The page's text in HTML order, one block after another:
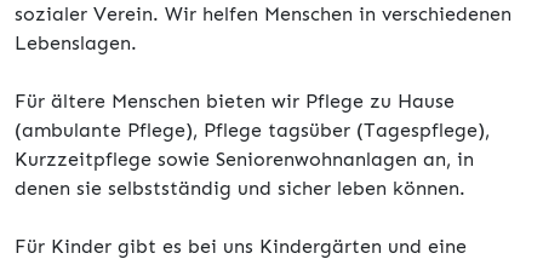
sozialer Verein. Wir helfen Menschen in verschiedenen
Lebenslagen.
Für ältere Menschen bieten wir Pflege zu Hause
(ambulante Pflege), Pflege tagsüber (Tagespflege),
Kurzzeitpflege sowie Seniorenwohnanlagen an, in
denen sie selbstständig und sicher leben können.
Für Kinder gibt es bei uns Kindergärten und eine